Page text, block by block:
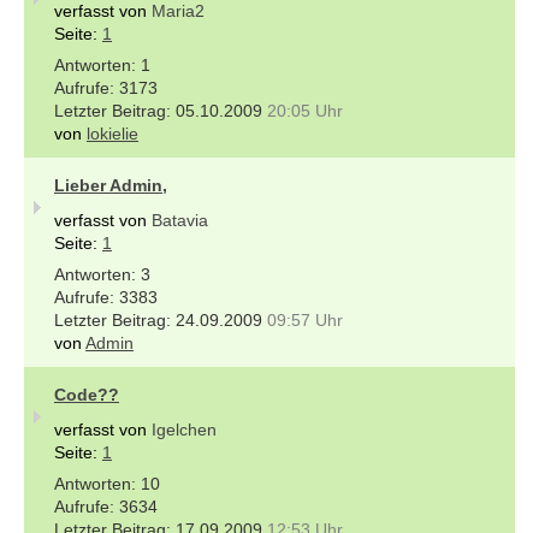
verfasst von Maria2
Seite: 1
1
3173
05.10.2009 20:05 Uhr
von lokielie
Lieber Admin,
verfasst von Batavia
Seite: 1
3
3383
24.09.2009 09:57 Uhr
von Admin
Code??
verfasst von Igelchen
Seite: 1
10
3634